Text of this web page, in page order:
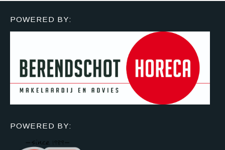
POWERED BY:
POWERED BY: